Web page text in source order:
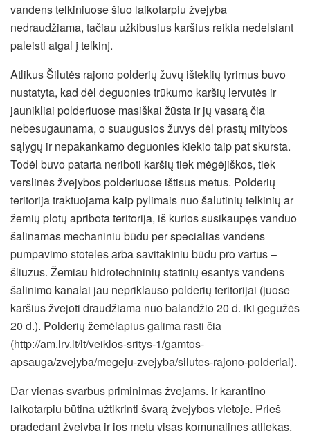
vandens telkiniuose šiuo laikotarpiu žvejyba
nedraudžiama, tačiau užkibusius karšius reikia nedelsiant
paleisti atgal į telkinį.
Atlikus Šilutės rajono polderių žuvų išteklių tyrimus buvo
nustatyta, kad dėl deguonies trūkumo karšių lervutės ir
jaunikliai polderiuose masiškai žūsta ir jų vasarą čia
nebesugaunama, o suaugusios žuvys dėl prastų mitybos
sąlygų ir nepakankamo deguonies kiekio taip pat skursta.
Todėl buvo patarta neriboti karšių tiek mėgėjiškos, tiek
verslinės žvejybos polderiuose ištisus metus. Polderių
teritorija traktuojama kaip pylimais nuo šalutinių telkinių ar
žemių plotų apribota teritorija, iš kurios susikaupęs vanduo
šalinamas mechaniniu būdu per specialias vandens
pumpavimo stoteles arba savitakiniu būdu pro vartus –
šliuzus. Žemiau hidrotechninių statinių esantys vandens
šalinimo kanalai jau nepriklauso polderių teritorijai (juose
karšius žvejoti draudžiama nuo balandžio 20 d. iki gegužės
20 d.). Polderių žemėlapius galima rasti čia
(http://am.lrv.lt/lt/veiklos-sritys-1/gamtos-
apsauga/zvejyba/megeju-zvejyba/silutes-rajono-polderiai).
Dar vienas svarbus priminimas žvejams. Ir karantino
laikotarpiu būtina užtikrinti švarą žvejybos vietoje. Prieš
pradedant žvejybą ir jos metu visas komunalines atliekas,